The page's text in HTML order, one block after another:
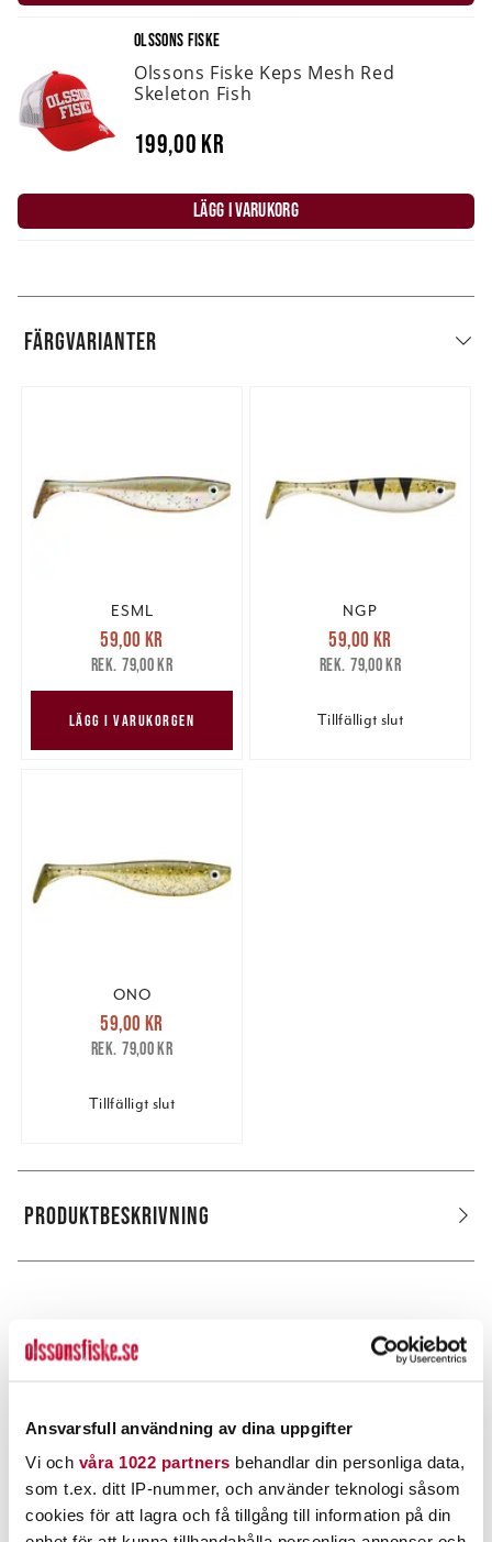
Ansvarsfull användning av dina uppgifter
Vi och våra 1022 partners behandlar din personliga data,
som t.ex. ditt IP-nummer, och använder teknologi såsom
cookies för att lagra och få tillgång till information på din
OLSSONS FISKE
Olssons Fiske Keps Mesh Red
Skeleton Fish
199,00 kr
LÄGG I VARUKORG
FÄRGVARIANTER
ESML
Nuvarande pris
59,00 krTidigare pris
79,00 kr
59,00 kr
79,00 kr
LÄGG I VARUKORGEN
NGP
Nuvarande pris
59,00 krTidigare pris
79,00 kr
59,00 kr
79,00 kr
Tillfälligt slut
ONO
Nuvarande pris
59,00 krTidigare pris
79,00 kr
59,00 kr
79,00 kr
Tillfälligt slut
PRODUKTBESKRIVNING
POPULÄRT JUST NU